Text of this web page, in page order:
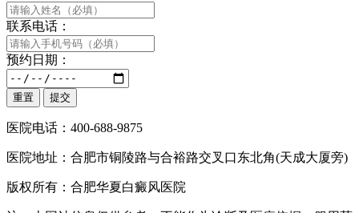
联系电话：
预约日期：
医院电话：400-688-9875
医院地址：合肥市铜陵路与合裕路交叉口东北角(天成大厦旁)
版权所有：合肥华夏白癜风医院